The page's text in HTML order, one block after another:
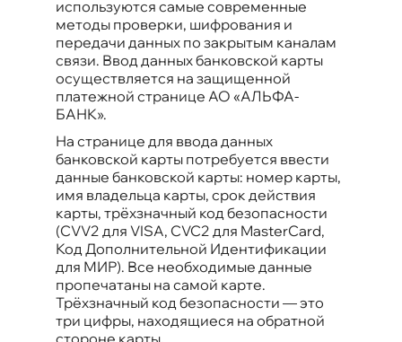
используются самые современные
методы проверки, шифрования и
передачи данных по закрытым каналам
связи. Ввод данных банковской карты
осуществляется на защищенной
платежной странице АО «АЛЬФА-
БАНК».
На странице для ввода данных
банковской карты потребуется ввести
данные банковской карты: номер карты,
имя владельца карты, срок действия
карты, трёхзначный код безопасности
(CVV2 для VISA, CVC2 для MasterCard,
Код Дополнительной Идентификации
для МИР). Все необходимые данные
пропечатаны на самой карте.
Трёхзначный код безопасности — это
три цифры, находящиеся на обратной
стороне карты.